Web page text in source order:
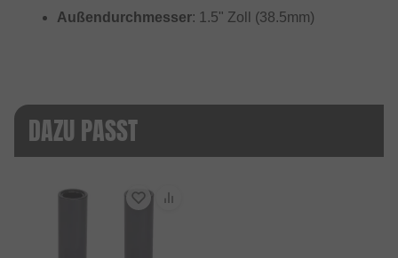
Außendurchmesser: 1.5" Zoll (38.5mm)
DAZU PASST